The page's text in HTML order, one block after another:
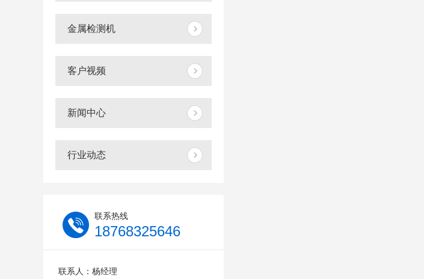
金属检测机
客户视频
新闻中心
行业动态
联系热线
18768325646
联系人：杨经理